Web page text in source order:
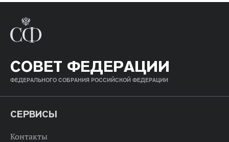
СОВЕТ ФЕДЕРАЦИИ
ФЕДЕРАЛЬНОГО СОБРАНИЯ РОССИЙСКОЙ ФЕДЕРАЦИИ
СЕРВИСЫ
Контакты